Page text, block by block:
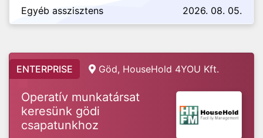
Egyéb asszisztens 2026. 08. 05.
ENTERPRISE Göd, HouseHold 4YOU Kft.
Operatív munkatársat
keresünk gödi
csapatunkhoz